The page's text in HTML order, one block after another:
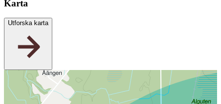
Karta
Utforska karta